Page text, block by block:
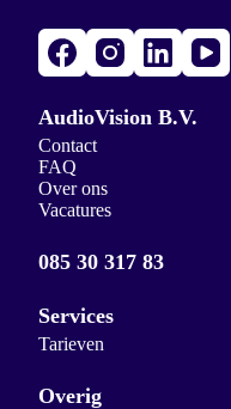
AudioVision B.V.
Contact
FAQ
Over ons
Vacatures
085 30 317 83
Services
Tarieven
Overig